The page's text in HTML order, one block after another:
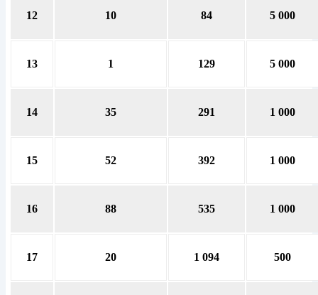
12 10 84 5 000
13 1 129 5 000
14 35 291 1 000
15 52 392 1 000
16 88 535 1 000
17 20 1 094 500